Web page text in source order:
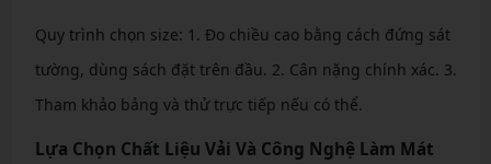
Quy trình chọn size: 1. Đo chiều cao bằng cách đứng sát
tường, dùng sách đặt trên đầu. 2. Cân nặng chính xác. 3.
Tham khảo bảng và thử trực tiếp nếu có thể.
Lựa Chọn Chất Liệu Vải Và Công Nghệ Làm Mát